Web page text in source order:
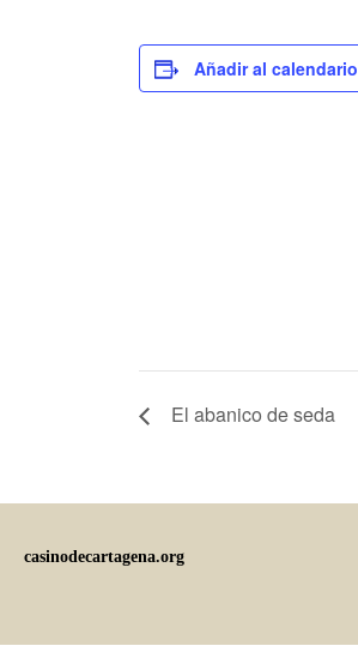
Añadir al calendario
El abanico de seda
casinodecartagena.org